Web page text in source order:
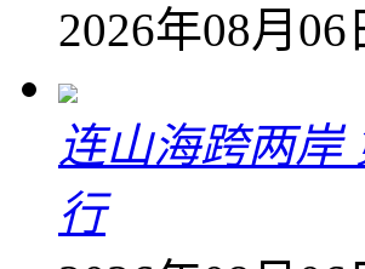
2026年08月06
连山海跨两岸
行